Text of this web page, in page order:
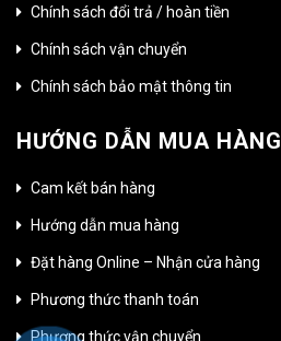
Chính sách đổi trả / hoàn tiền
Chính sách vận chuyển
Chính sách bảo mật thông tin
HƯỚNG DẪN MUA HÀNG
Cam kết bán hàng
Hướng dẫn mua hàng
Đặt hàng Online – Nhận cửa hàng
Phương thức thanh toán
Phương thức vận chuyển